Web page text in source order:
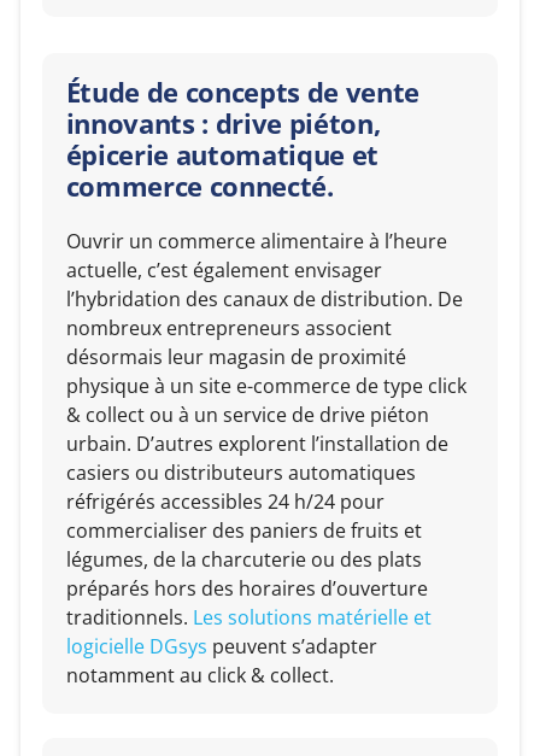
Étude de concepts de vente
innovants : drive piéton,
épicerie automatique et
commerce connecté.
Ouvrir un commerce alimentaire à l’heure
actuelle, c’est également envisager
l’hybridation des canaux de distribution. De
nombreux entrepreneurs associent
désormais leur magasin de proximité
physique à un site e-commerce de type click
& collect ou à un service de drive piéton
urbain. D’autres explorent l’installation de
casiers ou distributeurs automatiques
réfrigérés accessibles 24 h/24 pour
commercialiser des paniers de fruits et
légumes, de la charcuterie ou des plats
préparés hors des horaires d’ouverture
traditionnels. Les solutions matérielle et
logicielle DGsys peuvent s’adapter
notamment au click & collect.